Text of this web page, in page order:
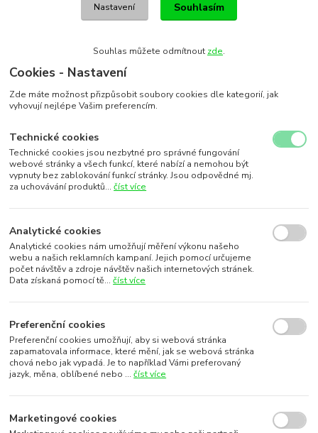
Nastavení Souhlasím
Souhlas můžete odmítnout zde.
Cookies - Nastavení
Zde máte možnost přizpůsobit soubory cookies dle kategorií, jak
vyhovují nejlépe Vašim preferencím.
Technické cookies
Technické cookies jsou nezbytné pro správné fungování
webové stránky a všech funkcí, které nabízí a nemohou být
vypnuty bez zablokování funkcí stránky. Jsou odpovědné mj.
za uchovávání produktů...číst více
Analytické cookies
Analytické cookies nám umožňují měření výkonu našeho
webu a našich reklamních kampaní. Jejich pomocí určujeme
počet návštěv a zdroje návštěv našich internetových stránek.
Data získaná pomocí tě...číst více
Preferenční cookies
Preferenční cookies umožňují, aby si webová stránka
zapamatovala informace, které mění, jak se webová stránka
chová nebo jak vypadá. Je to například Vámi preferovaný
jazyk, měna, oblíbené nebo ...číst více
Marketingové cookies